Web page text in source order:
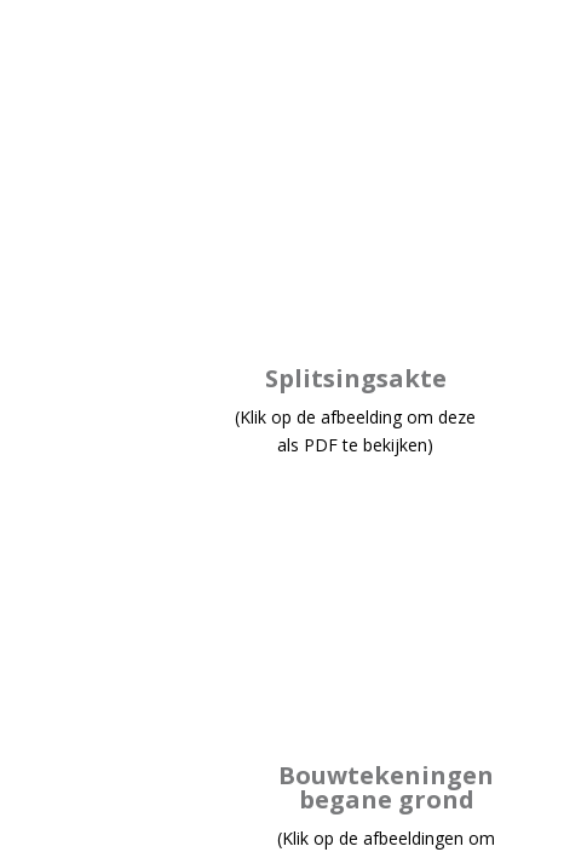
Splitsingsakte
(Klik op de afbeelding om deze
als PDF te bekijken)
Bouwtekeningen
begane grond
(Klik op de afbeeldingen om